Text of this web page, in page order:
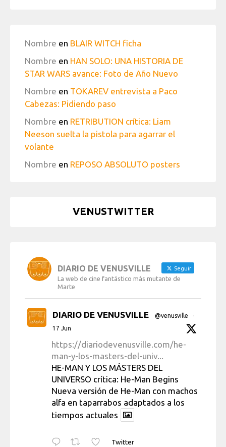
Nombre en BLAIR WITCH ficha
Nombre en HAN SOLO: UNA HISTORIA DE
STAR WARS avance: Foto de Año Nuevo
Nombre en TOKAREV entrevista a Paco
Cabezas: Pidiendo paso
Nombre en RETRIBUTION crítica: Liam
Neeson suelta la pistola para agarrar el
volante
Nombre en REPOSO ABSOLUTO posters
VENUSTWITTER
DIARIO DE VENUSVILLE Seguir
La web de cine fantástico más mutante de
Marte
DIARIO DE VENUSVILLE @venusville
·
17 Jun
https://diariodevenusville.com/he-
man-y-los-masters-del-univ...
HE-MAN Y LOS MÁSTERS DEL
UNIVERSO crítica: He-Man Begins
Nueva versión de He-Man con machos
alfa en taparrabos adaptados a los
tiempos actuales
Twitter